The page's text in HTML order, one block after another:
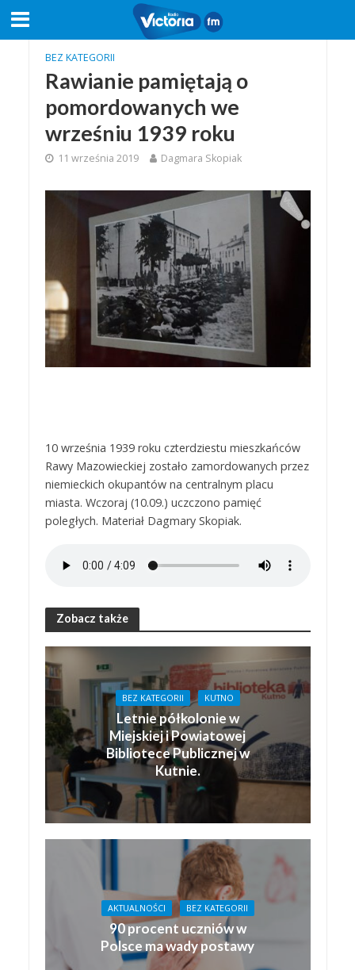
BEZ KATEGORII
Rawianie pamiętają o
pomordowanych we
wrześniu 1939 roku
11 września 2019 Dagmara Skopiak
10 września 1939 roku czterdziestu mieszkańców
Rawy Mazowieckiej zostało zamordowanych przez
niemieckich okupantów na centralnym placu
miasta. Wczoraj (10.09.) uczczono pamięć
poległych. Materiał Dagmary Skopiak.
Zobacz także
BEZ KATEGORII KUTNO
Letnie półkolonie w
Miejskiej i Powiatowej
Bibliotece Publicznej w
Kutnie.
AKTUALNOŚCI BEZ KATEGORII
90 procent uczniów w
Polsce ma wady postawy